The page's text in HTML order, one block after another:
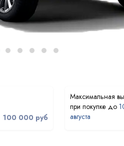
100 000 руб
августа